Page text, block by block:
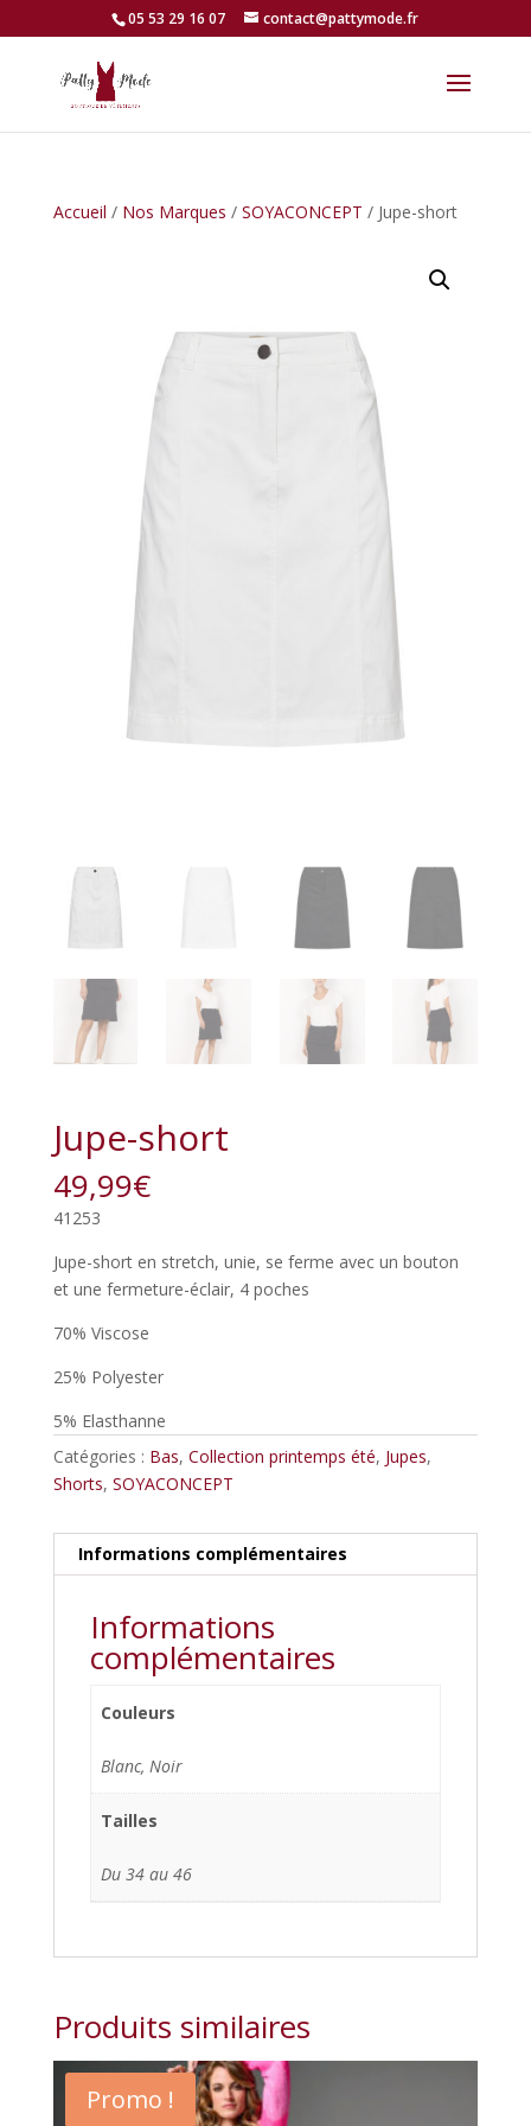
05 53 29 16 07 contact@pattymode.fr
Accueil / Nos Marques / SOYACONCEPT / Jupe-short
Jupe-short
49,99€
41253
Jupe-short en stretch, unie, se ferme avec un bouton
et une fermeture-éclair, 4 poches
70% Viscose
25% Polyester
5% Elasthanne
Catégories : Bas, Collection printemps été, Jupes,
Shorts, SOYACONCEPT
Informations complémentaires
Informations
complémentaires
Couleurs
Blanc, Noir
Tailles
Du 34 au 46
Produits similaires
Promo !